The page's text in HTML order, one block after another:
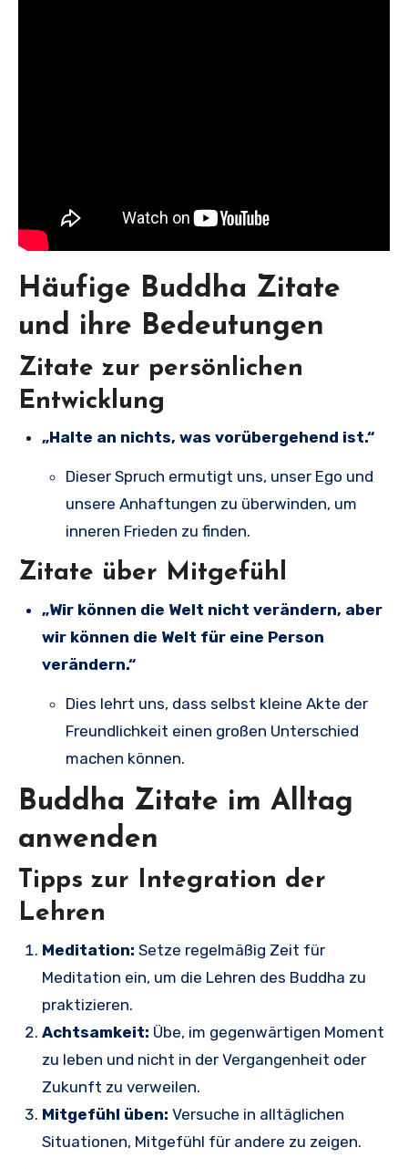
Häufige Buddha Zitate
und ihre Bedeutungen
Zitate zur persönlichen
Entwicklung
„Halte an nichts, was vorübergehend ist.“
Dieser Spruch ermutigt uns, unser Ego und
unsere Anhaftungen zu überwinden, um
inneren Frieden zu finden.
Zitate über Mitgefühl
„Wir können die Welt nicht verändern, aber
wir können die Welt für eine Person
verändern.“
Dies lehrt uns, dass selbst kleine Akte der
Freundlichkeit einen großen Unterschied
machen können.
Buddha Zitate im Alltag
anwenden
Tipps zur Integration der
Lehren
Meditation: Setze regelmäßig Zeit für
Meditation ein, um die Lehren des Buddha zu
praktizieren.
Achtsamkeit: Übe, im gegenwärtigen Moment
zu leben und nicht in der Vergangenheit oder
Zukunft zu verweilen.
Mitgefühl üben: Versuche in alltäglichen
Situationen, Mitgefühl für andere zu zeigen.